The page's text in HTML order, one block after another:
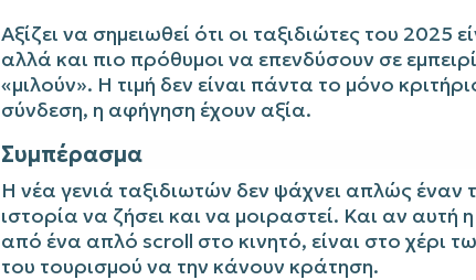
Αξίζει να σημειωθεί ότι οι ταξιδιώτες του 2025
αλλά και πιο πρόθυμοι να επενδύσουν σε
«μιλούν». Η τιμή δεν είναι πάντα το μόνο
σύνδεση, η αφήγηση έχουν αξία.
Συμπέρασμα
Η νέα γενιά ταξιδιωτών δεν ψάχνει απλώς έναν
ιστορία να ζήσει και να μοιραστεί. Και αν αυτή
από ένα απλό scroll στο κινητό, είναι στο χέρι
του τουρισμού να την κάνουν κράτηση.